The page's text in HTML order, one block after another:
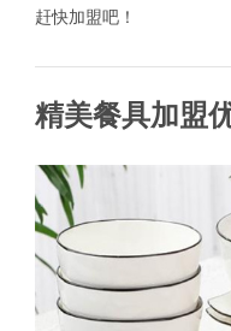
赶快加盟吧！
精美餐具加盟